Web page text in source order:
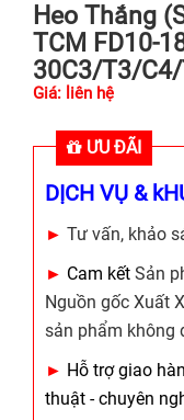
Heo Thắng
TCM FD10-
30C3/T3/
Giá: liên hệ
ƯU ĐÃI
DỊCH VỤ &
► Tư vấn, khảo
► Cam kết Sản
Nguồn gốc Xuất
sản phẩm không
► Hỗ trợ giao
thuật - chuyên